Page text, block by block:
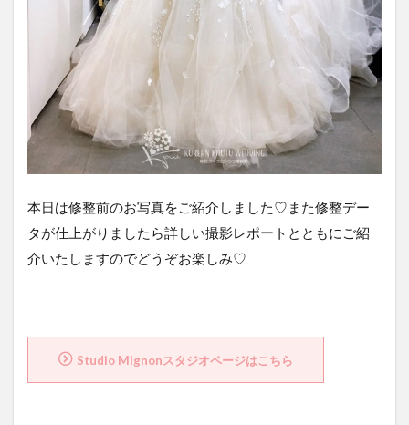
本日は修整前のお写真をご紹介しました♡また修整デー
タが仕上がりましたら詳しい撮影レポートとともにご紹
介いたしますのでどうぞお楽しみ♡
Studio Mignonスタジオページはこちら